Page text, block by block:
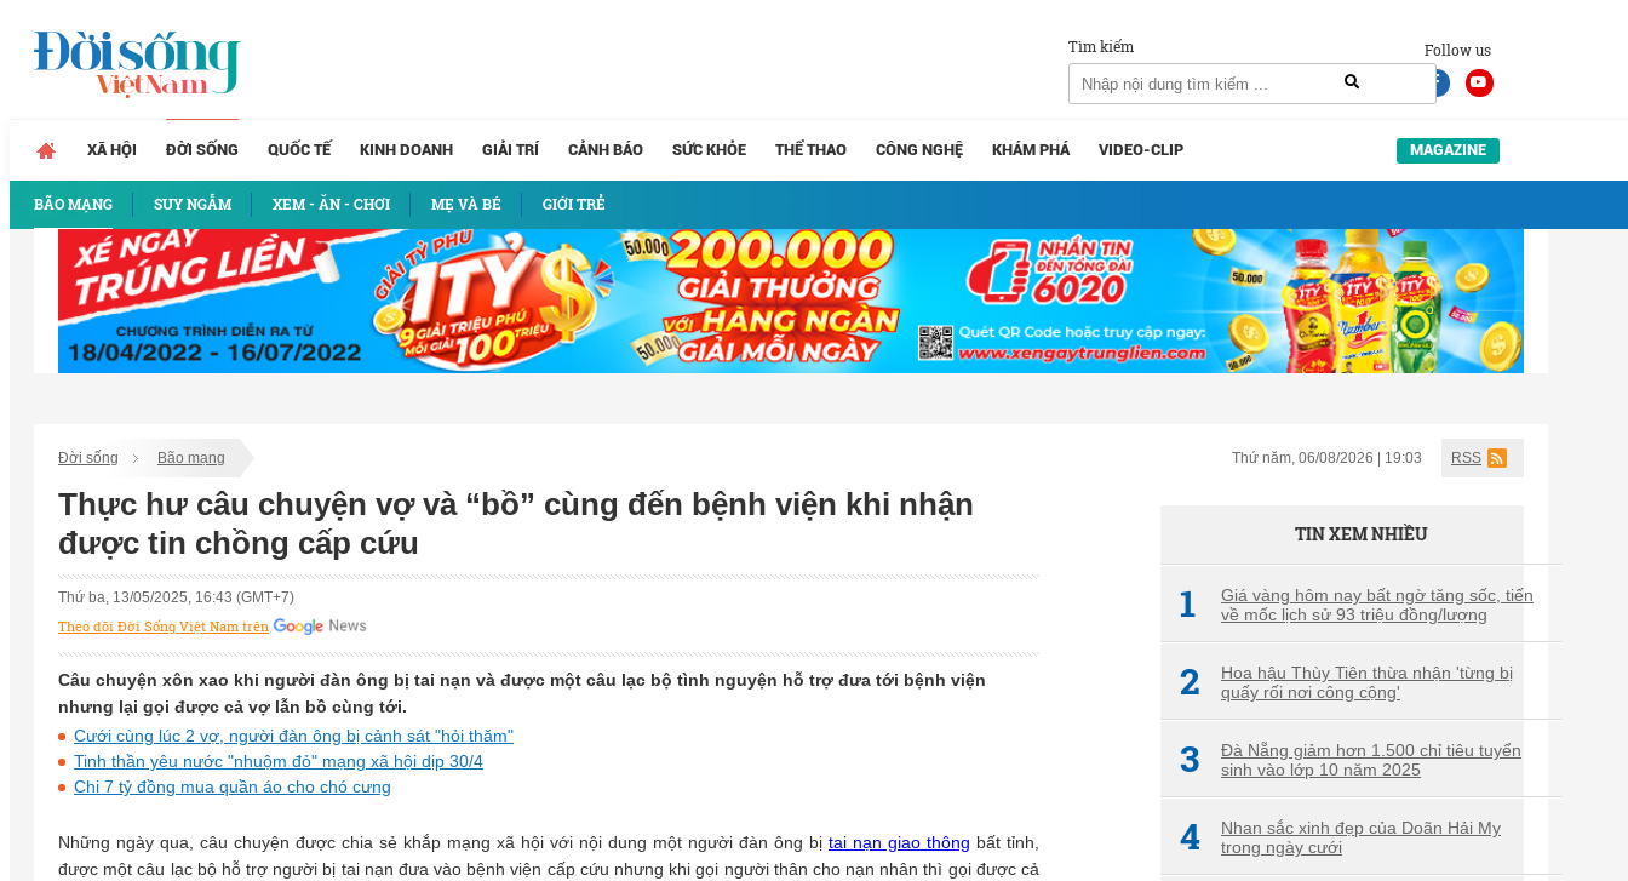
Follow us
Tìm kiếm
XÃ HỘI ĐỜI SỐNG
BÃO MẠNG SUY NGẪM XEM - ĂN - CHƠI MẸ VÀ BÉ GIỚI TRẺ
QUỐC TẾ KINH DOANH GIẢI TRÍ CẢNH BÁO SỨC KHỎE THỂ THAO CÔNG NGHỆ KHÁM PHÁ VIDEO-CLIP MAGAZINE
Đời sống Bão mạng Thứ năm, 06/08/2026 | 19:03 RSS
Thực hư câu chuyện vợ và “bồ” cùng đến bệnh viện khi nhận
được tin chồng cấp cứu
Thứ ba, 13/05/2025, 16:43 (GMT+7)
Theo dõi Đời Sống Việt Nam trên
Câu chuyện xôn xao khi người đàn ông bị tai nạn và được một câu lạc bộ tình nguyện hỗ trợ đưa tới bệnh viện
nhưng lại gọi được cả vợ lẫn bồ cùng tới.
Cưới cùng lúc 2 vợ, người đàn ông bị cảnh sát "hỏi thăm"
Tinh thần yêu nước "nhuộm đỏ" mạng xã hội dịp 30/4
Chi 7 tỷ đồng mua quần áo cho chó cưng
Những ngày qua, câu chuyện được chia sẻ khắp mạng xã hội với nội dung một người đàn ông bị tai nạn giao thông bất tỉnh,
được một câu lạc bộ hỗ trợ người bị tai nạn đưa vào bệnh viện cấp cứu nhưng khi gọi người thân cho nạn nhân thì gọi được cả
TIN XEM NHIỀU
1
Giá vàng hôm nay bất ngờ tăng sốc, tiến
về mốc lịch sử 93 triệu đồng/lượng
2
Hoa hậu Thùy Tiên thừa nhận 'từng bị
quấy rối nơi công cộng'
3
Đà Nẵng giảm hơn 1.500 chỉ tiêu tuyển
sinh vào lớp 10 năm 2025
4
Nhan sắc xinh đẹp của Doãn Hải My
trong ngày cưới